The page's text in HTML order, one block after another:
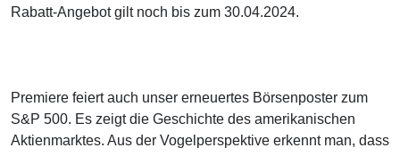
Rabatt-Angebot gilt noch bis zum 30.04.2024.
Premiere feiert auch unser erneuertes Börsenposter zum
S&P 500. Es zeigt die Geschichte des amerikanischen
Aktienmarktes. Aus der Vogelperspektive erkennt man, dass